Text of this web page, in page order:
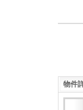
物件